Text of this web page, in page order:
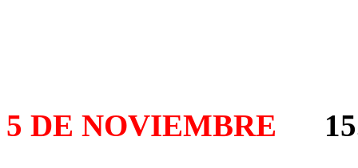
5 DE NOVIEMBRE